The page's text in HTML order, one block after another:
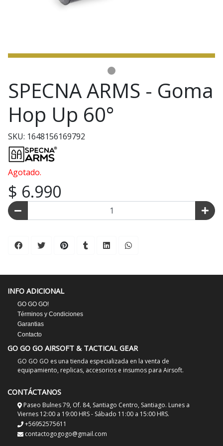
SPECNA ARMS - Goma
Hop Up 60°
SKU: 1648156169792
Agotado.
$ 6.990
INFO ADICIONAL
GO GO GO!
Términos y Condiciones
Garantias
Contacto
GO GO GO AIRSOFT & TACTICAL GEAR
GO GO GO es una tienda especializada en la venta de
equipamiento, replicas, accesorios e insumos para Airsoft.
CONTÁCTANOS
Paseo Bulnes 79, Of. 84, Santiago Centro, Santiago. Lunes a
Viernes 12:00 a 19:00 HRS - Sábado 11:00 a 15:00 HRS.
+56952575611
contactogogogo@gmail.com